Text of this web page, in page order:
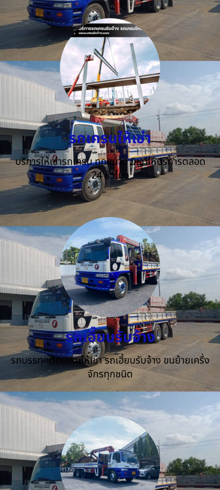
รถเครนให้เช่า
บริการให้เช่ารถเครน ทุกขนาด ยินดีให้บริการตลอด
24 ชั่วโมง
รถเฮี๊ยบรับจ้าง
รถบรรทุกติดเครนให้เช่า รถเฮี้ยบรับจ้าง ขนย้ายเครื่ง
จักรทุกชนิด